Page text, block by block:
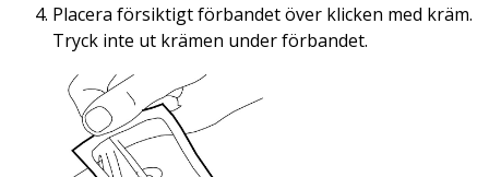
Placera försiktigt förbandet över klicken med kräm.
Tryck inte ut krämen under förbandet.